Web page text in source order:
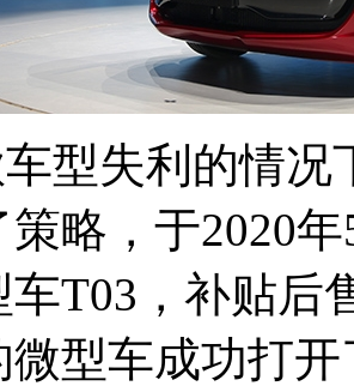
型失利的情况
策略，于2020
T03，补贴后
微型车成功打